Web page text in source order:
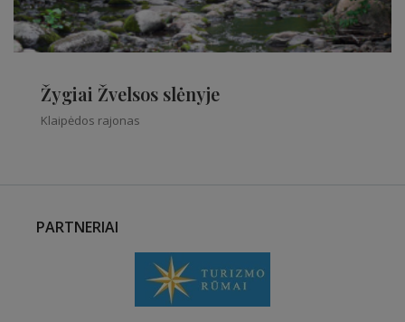
Žygiai Žvelsos slėnyje
Klaipėdos rajonas
PARTNERIAI